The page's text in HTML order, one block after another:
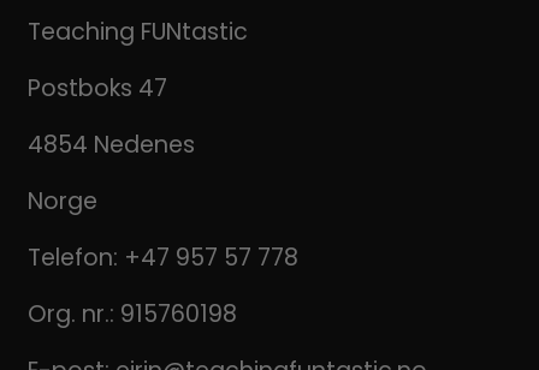
Teaching FUNtastic
Postboks 47
4854 Nedenes
Norge
Telefon: +47 957 57 778
Org. nr.: 915760198